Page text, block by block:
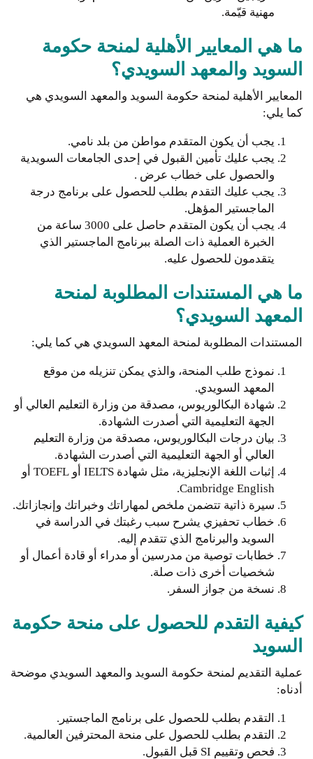
مهنية قيّمة.
ما هي المعايير الأهلية لمنحة حكومة
السويد والمعهد السويدي؟
المعايير الأهلية لمنحة حكومة السويد والمعهد السويدي هي
كما يلي:
يجب أن يكون المتقدم مواطن من بلد نامي.
يجب عليك تأمين القبول في إحدى الجامعات السويدية
والحصول على خطاب عرض .
يجب عليك التقدم بطلب للحصول على برنامج درجة
الماجستير المؤهل.
يجب أن يكون المتقدم حاصل على 3000 ساعة من
الخبرة العملية ذات الصلة ببرنامج الماجستير الذي
يتقدمون للحصول عليه.
ما هي المستندات المطلوبة لمنحة
المعهد السويدي؟
المستندات المطلوبة لمنحة المعهد السويدي هي كما يلي:
نموذج طلب المنحة، والذي يمكن تنزيله من موقع
المعهد السويدي.
شهادة البكالوريوس، مصدقة من وزارة التعليم العالي أو
الجهة التعليمية التي أصدرت الشهادة.
بيان درجات البكالوريوس، مصدقة من وزارة التعليم
العالي أو الجهة التعليمية التي أصدرت الشهادة.
إثبات اللغة الإنجليزية، مثل شهادة IELTS أو TOEFL أو
Cambridge English.
سيرة ذاتية تتضمن ملخص لمهاراتك وخبراتك وإنجازاتك.
خطاب تحفيزي يشرح سبب رغبتك في الدراسة في
السويد والبرنامج الذي تتقدم إليه.
خطابات توصية من مدرسين أو مدراء أو قادة أعمال أو
شخصيات أخرى ذات صلة.
نسخة من جواز السفر.
كيفية التقدم للحصول على منحة حكومة
السويد
عملية التقديم لمنحة حكومة السويد والمعهد السويدي موضحة
أدناه:
التقدم بطلب للحصول على برنامج الماجستير.
التقدم بطلب للحصول على منحة المحترفين العالمية.
فحص وتقييم SI قبل القبول.